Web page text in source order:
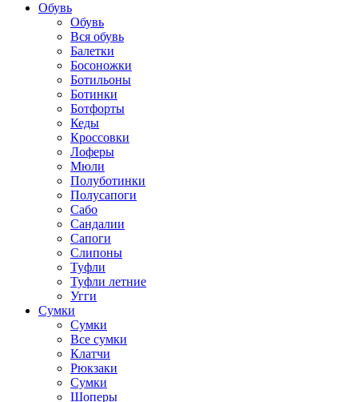
Обувь
Обувь
Вся обувь
Балетки
Босоножки
Ботильоны
Ботинки
Ботфорты
Кеды
Кроссовки
Лоферы
Мюли
Полуботинки
Полусапоги
Сабо
Сандалии
Сапоги
Слипоны
Туфли
Туфли летние
Угги
Сумки
Сумки
Все сумки
Клатчи
Рюкзаки
Сумки
Шоперы